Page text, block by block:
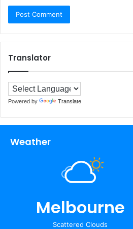
Translator
Powered by Translate
Weather
Melbourne
Scattered Clouds